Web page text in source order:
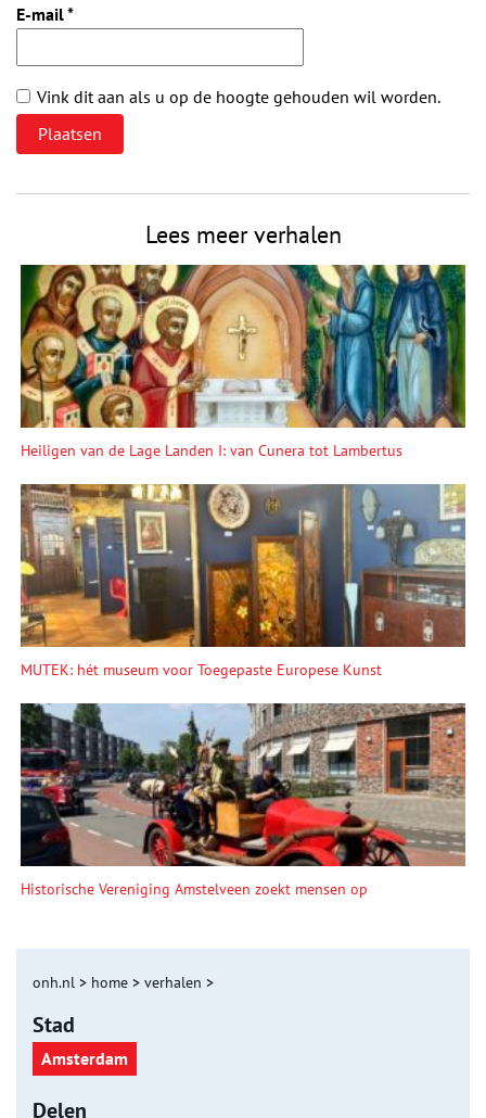
E-mail*
Vink dit aan als u op de hoogte gehouden wil worden.
Lees meer verhalen
Heiligen van de Lage Landen I: van Cunera tot Lambertus
MUTEK: hét museum voor Toegepaste Europese Kunst
Historische Vereniging Amstelveen zoekt mensen op
onh.nl > home > verhalen >
Stad
Amsterdam
Delen